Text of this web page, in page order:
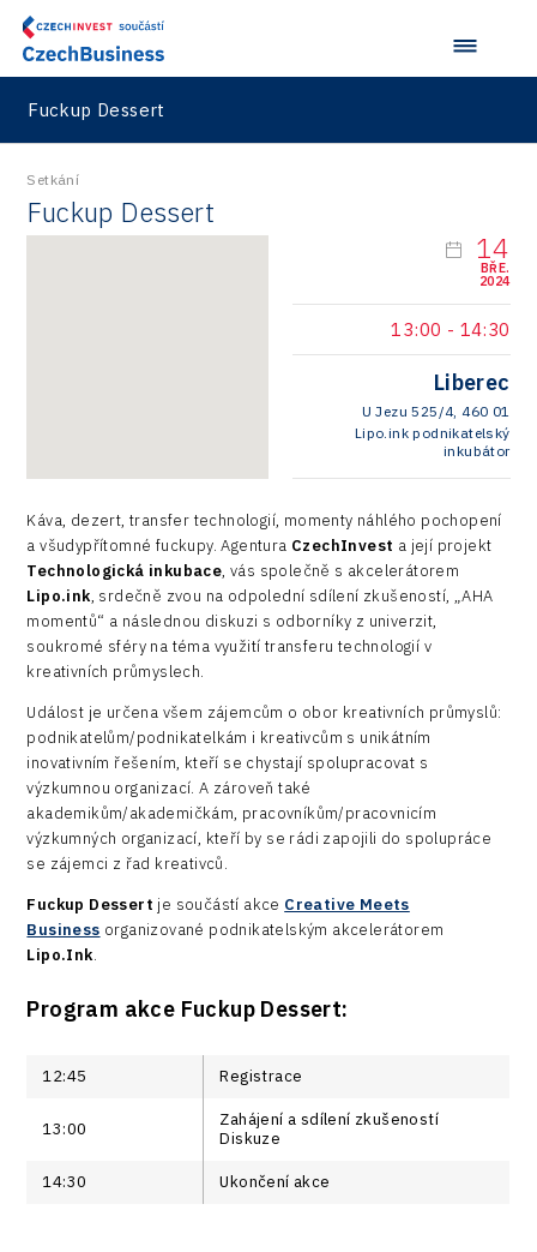
Fuckup Dessert
Setkání
Fuckup Dessert
14
BŘE.
2024
13:00 - 14:30
Liberec
U Jezu 525/4, 460 01
Lipo.ink podnikatelský
inkubátor
Káva, dezert, transfer technologií, momenty náhlého pochopení
a všudypřítomné fuckupy. Agentura CzechInvest a její projekt
Technologická inkubace, vás společně s akcelerátorem
Lipo.ink, srdečně zvou na odpolední sdílení zkušeností, „AHA
momentů“ a následnou diskuzi s odborníky z univerzit,
soukromé sféry na téma využití transferu technologií v
kreativních průmyslech.
Událost je určena všem zájemcům o obor kreativních průmyslů:
podnikatelům/podnikatelkám i kreativcům s unikátním
inovativním řešením, kteří se chystají spolupracovat s
výzkumnou organizací. A zároveň také
akademikům/akademičkám, pracovníkům/pracovnicím
výzkumných organizací, kteří by se rádi zapojili do spolupráce
se zájemci z řad kreativců.
Fuckup Dessert je součástí akce Creative Meets
Business organizované podnikatelským akcelerátorem
Lipo.Ink.
Program akce Fuckup Dessert:
12:45 Registrace
13:00
Zahájení a sdílení zkušeností
Diskuze
14:30 Ukončení akce